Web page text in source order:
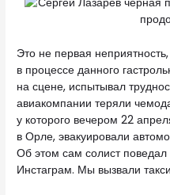
Это не первая
в процессе данного
на сцене, испытывал
авиакомпании теряли
у которого вечером 22
в Орле, эвакуировали
Об этом сам солист
Инстаграм. Мы вызвали